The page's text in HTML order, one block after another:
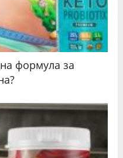
формула за